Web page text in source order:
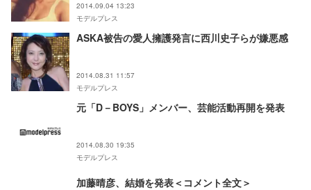
2014.09.04 13:23
モデルプレス
ASKA被告の愛人擁護発言に西川史子らが嫌悪感
2014.08.31 11:57
モデルプレス
元「D－BOYS」メンバー、芸能活動再開を発表
2014.08.30 19:35
モデルプレス
加藤晴彦、結婚を発表＜コメント全文＞